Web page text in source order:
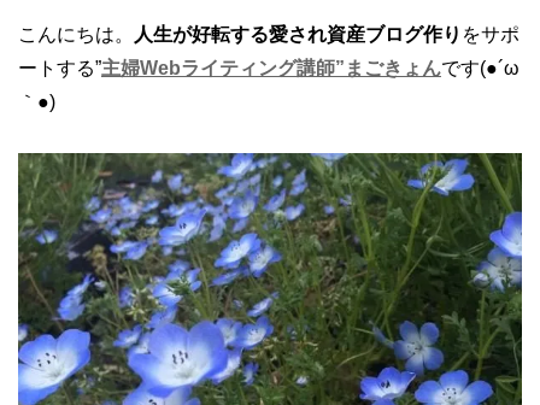
こんにちは。 人生が好転する愛され資産ブログ作り をサポ
ートする”主婦Webライティング講師”まごきょんです(●´ω
｀●)